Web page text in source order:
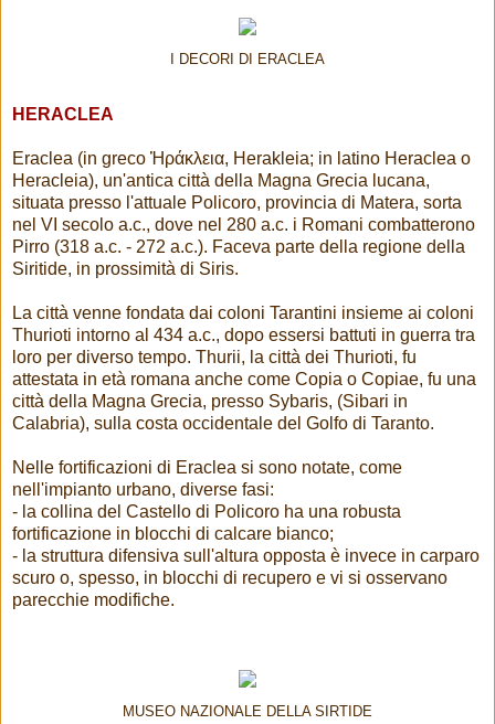
I DECORI DI ERACLEA
HERACLEA
Eraclea (in greco Ἡράκλεια, Herakleia; in latino Heraclea o
Heracleia), un'antica città della Magna Grecia lucana,
situata presso l'attuale Policoro, provincia di Matera, sorta
nel VI secolo a.c., dove nel 280 a.c. i Romani combatterono
Pirro (318 a.c. - 272 a.c.). Faceva parte della regione della
Siritide, in prossimità di Siris.
La città venne fondata dai coloni Tarantini insieme ai coloni
Thurioti intorno al 434 a.c., dopo essersi battuti in guerra tra
loro per diverso tempo. Thurii, la città dei Thurioti, fu
attestata in età romana anche come Copia o Copiae, fu una
città della Magna Grecia, presso Sybaris, (Sibari in
Calabria), sulla costa occidentale del Golfo di Taranto.
Nelle fortificazioni di Eraclea si sono notate, come
nell'impianto urbano, diverse fasi:
- la collina del Castello di Policoro ha una robusta
fortificazione in blocchi di calcare bianco;
- la struttura difensiva sull'altura opposta è invece in carparo
scuro o, spesso, in blocchi di recupero e vi si osservano
parecchie modifiche.
MUSEO NAZIONALE DELLA SIRTIDE